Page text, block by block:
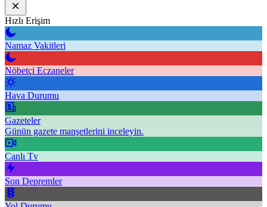
Hızlı Erişim
Namaz Vakitleri
Nöbetçi Eczaneler
Hava Durumu
Gazeteler
Günün gazete manşetlerini inceleyin.
Canlı Tv
Son Depremler